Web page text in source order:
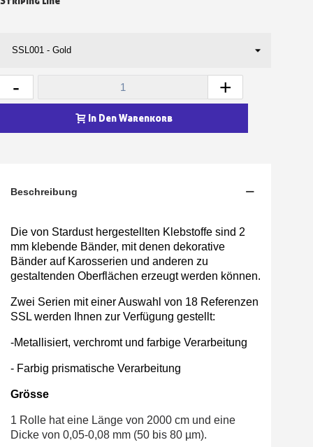
- +
In Den Warenkorb
Beschreibung
Die von Stardust hergestellten Klebstoffe sind 2
mm klebende Bänder, mit denen dekorative
Bänder auf Karosserien und anderen zu
gestaltenden Oberflächen erzeugt werden können.
Zwei Serien mit einer Auswahl von 18 Referenzen
SSL werden Ihnen zur Verfügung gestellt:
-Metallisiert, verchromt und farbige Verarbeitung
- Farbig prismatische Verarbeitung
Grösse
1 Rolle hat eine Länge von 2000 cm und eine
Dicke von 0,05-0,08 mm (50 bis 80 µm).